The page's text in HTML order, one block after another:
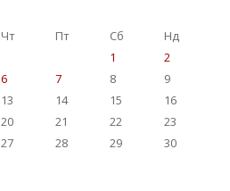
Чт Пт Сб
Нд
1
2
6 7 8
9
13 14 15
16
20 21 22
23
27 28 29
30